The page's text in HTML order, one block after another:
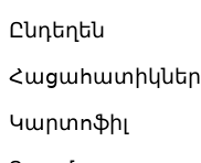
Ընդեղեն
Հացահատիկներ
Կարտոֆիլ